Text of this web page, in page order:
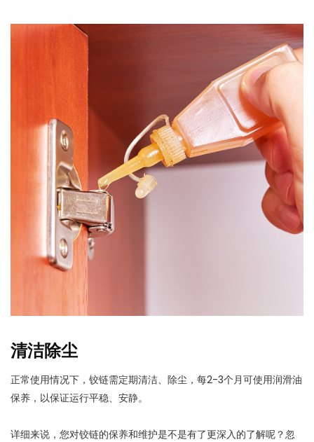
清洁除尘
正常使用情况下，铰链需定期清洁、除尘，每2-3个月可使用润滑油
保养，以保证运行平稳、安静。
详细来说，您对铰链的保养和维护是不是有了更深入的了解呢？忽